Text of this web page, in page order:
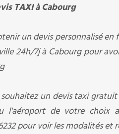
TAXI à Cabourg
un devis personnalisé
24h/7j à Cabourg pour
un devis taxi
l'aéroport de votre choix
pour voir les modalités